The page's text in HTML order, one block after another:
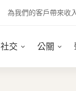
為我們的客戶帶來收
社交 公關